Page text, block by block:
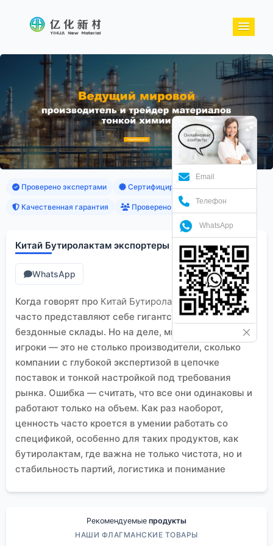
Проверено экспертами Сертифицированные продукты
Качественная гарантия Проверено клиентами
Китай Бутиролактам экспортеры
WhatsApp
Когда говорят про Китай Бутиролактам экспортеры
часто представляют себе гигантские заводы и
бездонные склады. Но на деле, многие ключевые
игроки — это не столько производители, сколько
компании с глубокой экспертизой в цепочке
поставок и тонкой настройкой под требования
рынка. Ошибка — считать, что все они одинаковы и
работают только на объем. Как раз наоборот,
ценность часто кроется в умении работать со
спецификой, особенно для таких продуктов, как
бутиролактам, где важна не только чистота, но и
стабильность партий, логистика и понимание
запрос приходит на ?китайского поставщика
бутиролактама?, а по факту нужен не просто
Рекомендуемые продукты
НАШИ ФЛАГМАНСКИЕ ТОВАРЫ
Email
Телефон
WhatsApp